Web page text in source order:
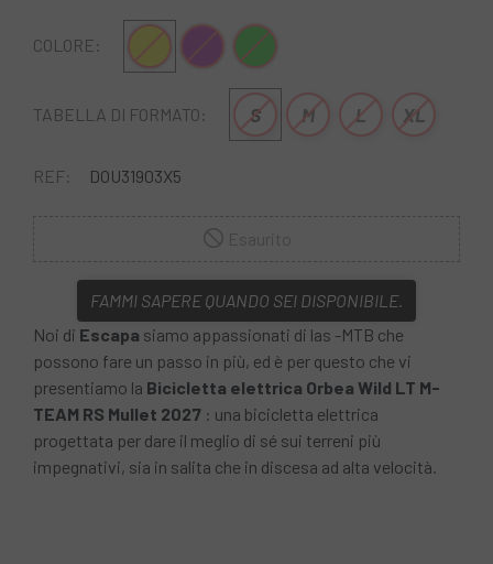
COLORE: Giallo Verde
TABELLA DI FORMATO: S M L XL
REF: DOU31903X5
FAMMI SAPERE QUANDO SEI DISPONIBILE.
Noi di Escapa siamo appassionati di las -MTB che
possono fare un passo in più, ed è per questo che vi
presentiamo la Bicicletta elettrica Orbea Wild LT M-
TEAM RS Mullet 2027 : una bicicletta elettrica
progettata per dare il meglio di sé sui terreni più
impegnativi, sia in salita che in discesa ad alta velocità.